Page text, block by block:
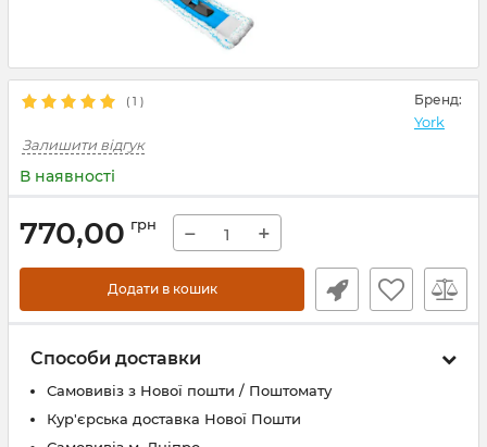
( 1 ) Бренд:
York
Залишити відгук
В наявності
770,00 грн − +
Додати в кошик
Способи доставки
Самовивіз з Нової пошти / Поштомату
Кур'єрська доставка Нової Пошти